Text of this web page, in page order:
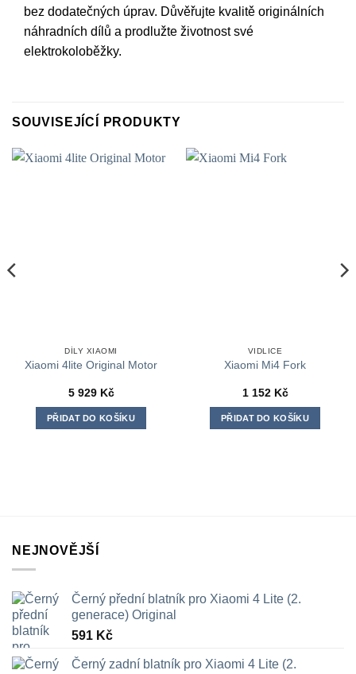
bez dodatečných úprav. Důvěřujte kvalitě originálních
náhradních dílů a prodlužte životnost své
elektrokoloběžky.
SOUVISEJÍCÍ PRODUKTY
DÍLY XIAOMI
Xiaomi 4lite Original Motor
5 929 Kč
PŘIDAT DO KOŠÍKU
VIDLICE
Xiaomi Mi4 Fork
1 152 Kč
PŘIDAT DO KOŠÍKU
NEJNOVĚJŠÍ
Černý přední blatník pro Xiaomi 4 Lite (2.
generace) Original
591 Kč
Černý zadní blatník pro Xiaomi 4 Lite (2.